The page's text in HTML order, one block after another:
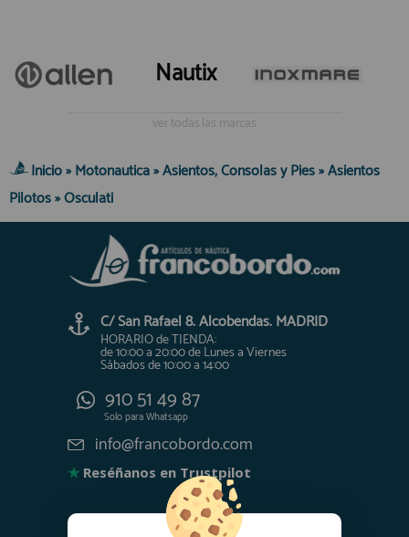
Nautix
ver todas las marcas
Inicio»Motonautica»Asientos, Consolas y Pies»Asientos
Pilotos»Osculati
C/ San Rafael 8. Alcobendas. MADRID
HORARIO de TIENDA:
de 10:00 a 20:00 de Lunes a Viernes
Sábados de 10:00 a 14:00
910 51 49 87
Solo paraWhatsapp
info@francobordo.com
★ Reséñanos en Trustpilot